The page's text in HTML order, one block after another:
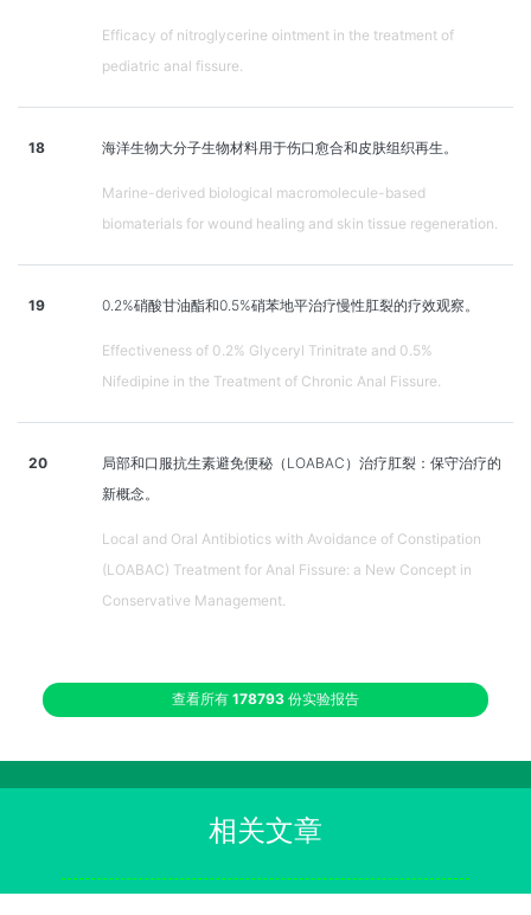
Efficacy of nitroglycerine ointment in the treatment of
pediatric anal fissure.
18 海洋生物大分子生物材料用于伤口愈合和皮肤组织再生。
Marine-derived biological macromolecule-based
biomaterials for wound healing and skin tissue regeneration.
19 0.2%硝酸甘油酯和0.5%硝苯地平治疗慢性肛裂的疗效观察。
Effectiveness of 0.2% Glyceryl Trinitrate and 0.5%
Nifedipine in the Treatment of Chronic Anal Fissure.
20
局部和口服抗生素避免便秘（LOABAC）治疗肛裂：保守治疗的
新概念。
Local and Oral Antibiotics with Avoidance of Constipation
(LOABAC) Treatment for Anal Fissure: a New Concept in
Conservative Management.
查看所有 178793 份实验报告
相关文章